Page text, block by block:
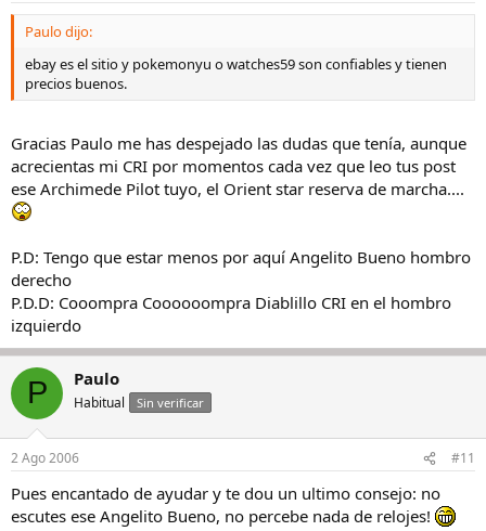
Paulo dijo:
ebay es el sitio y pokemonyu o watches59 son confiables y tienen
precios buenos.
Gracias Paulo me has despejado las dudas que tenía, aunque
acrecientas mi CRI por momentos cada vez que leo tus post
ese Archimede Pilot tuyo, el Orient star reserva de marcha....
P.D: Tengo que estar menos por aquí Angelito Bueno hombro
derecho
P.D.D: Cooompra Coooooompra Diablillo CRI en el hombro
izquierdo
P Paulo
Habitual Sin verificar
2 Ago 2006 #11
Pues encantado de ayudar y te dou un ultimo consejo: no
escutes ese Angelito Bueno, no percebe nada de relojes!